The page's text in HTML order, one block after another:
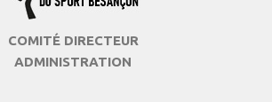
COMITÉ DIRECTEUR
ADMINISTRATION